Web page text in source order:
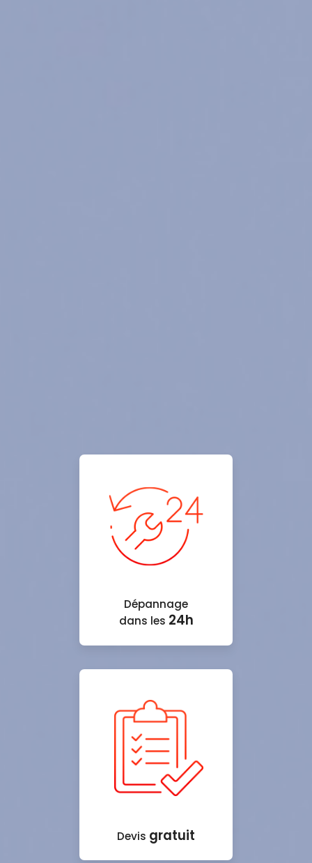
Dépannage
dans les 24h
Devis gratuit